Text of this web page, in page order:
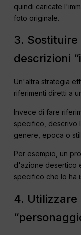
quindi caricate
foto originale.
3. Sostituire
descrizioni
Un'altra strategia
riferimenti diretti a
Invece di fare
specifico, descrivo
genere, epoca o
Per esempio, un
d'azione desertico
specifico che lo ha
4. Utilizzare